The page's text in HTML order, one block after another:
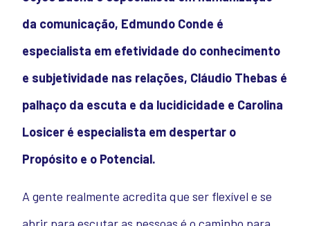
da comunicação, Edmundo Conde é
especialista em efetividade do conhecimento
e subjetividade nas relações, Cláudio Thebas é
palhaço da escuta e da lucidicidade e Carolina
Losicer é especialista em despertar o
Propósito e o Potencial.
A gente realmente acredita que ser flexível e se
abrir para escutar as pessoas é o caminho para